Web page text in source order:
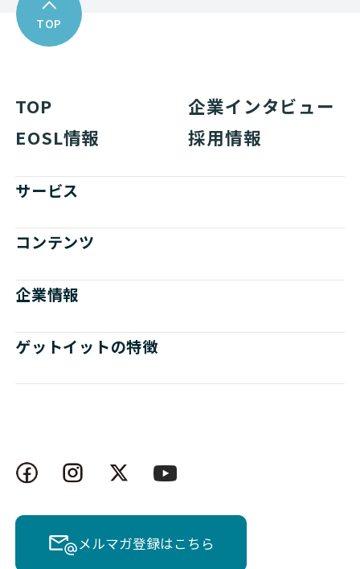
TOP
TOP
企業インタビュー
EOSL情報
採用情報
サービス
コンテンツ
企業情報
ゲットイットの特徴
メルマガ登録はこちら